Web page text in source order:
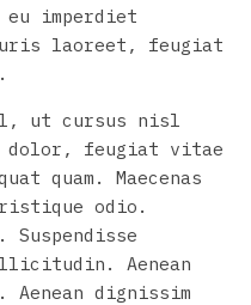
eu imperdiet
laoreet, feugiat
ut cursus nisl
dolor, feugiat vitae
quam. Maecenas
odio.
Aenean
Aenean dignissim